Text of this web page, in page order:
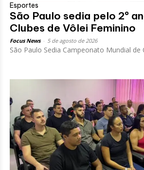
Esportes
São Paulo sedia pelo 2º
Clubes de Vôlei Feminino
Focus News 5 de agosto de 2026
São Paulo Sedia Campeonato Mundial de